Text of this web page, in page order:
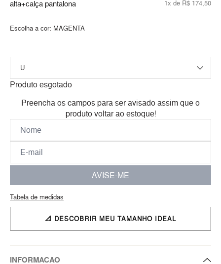
alta+calça pantalona
1x de R$ 174,50
Escolha a cor: MAGENTA
Produto esgotado
Preencha os campos para ser avisado assim que o
produto voltar ao estoque!
AVISE-ME
Tabela de medidas
📐 DESCOBRIR MEU TAMANHO IDEAL
INFORMACAO